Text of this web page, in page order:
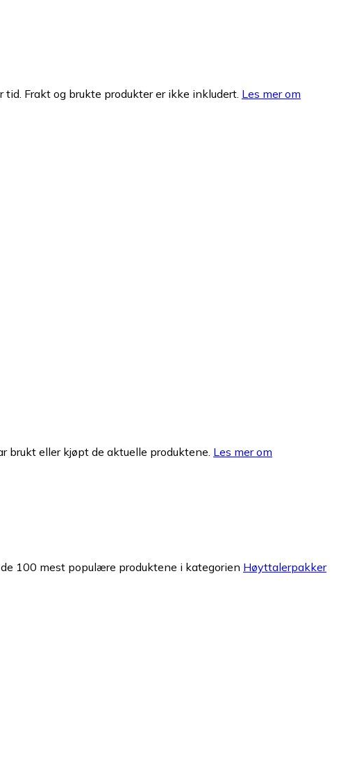
Frakt og brukte produkter er ikke inkludert. Les mer om
brukt eller kjøpt de aktuelle produktene. Les mer om
100 mest populære produktene i kategorien Høyttalerpakker